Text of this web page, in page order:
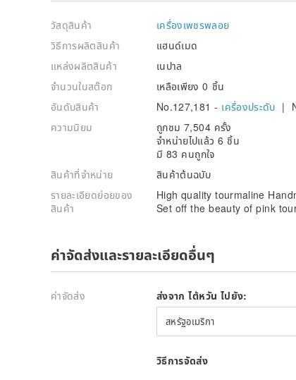
วัสดุสินค้า
เครื่องเพชรพลอย
วิธีการผลิตสินค้า
แฮนด์เมด
แหล่งผลิตสินค้า
เนปาล
จำนวนในสต๊อก
เหลือเพียง 0 ชิ้น
อันดับสินค้า
No.127,181 - เครื่องประดับ |
ความนิยม
ถูกชม 7,504 ครั้ง
จำหน่ายไปแล้ว 6 ชิ้น
มี 83 คนถูกใจ
สินค้าที่จำหน่าย
สินค้าต้นฉบับ
รายละเอียดย่อยของ
สินค้า
High quality tourmaline
Set off the beauty of pink
ค่าจัดส่งและรายละเอียดอื่นๆ
ค่าจัดส่ง ส่งจาก ไต้หวัน ไปยัง:
สหรัฐอเมริกา
วิธีการจัดส่ง